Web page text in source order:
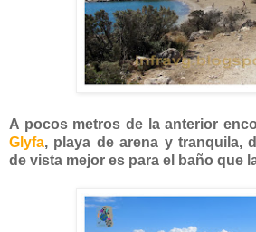
A pocos metros de la anterior
Glyfa, playa de arena y tranquila,
de vista mejor es para el baño que